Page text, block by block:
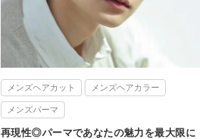
メンズヘアカット メンズヘアカラー
メンズパーマ
再現性◎パーマであなたの魅力を最大限に